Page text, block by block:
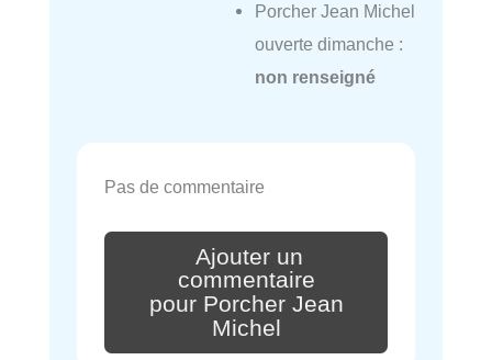
Porcher Jean Michel
ouverte dimanche :
non renseigné
Pas de commentaire
Ajouter un
commentaire
pour Porcher Jean
Michel